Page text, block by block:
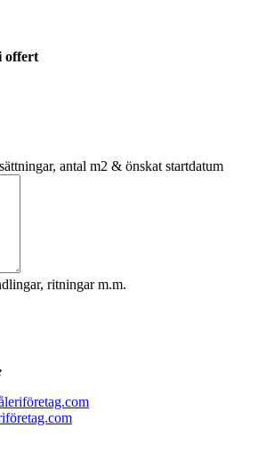
offert
antal m2 & önskat startdatum
ritningar m.m.